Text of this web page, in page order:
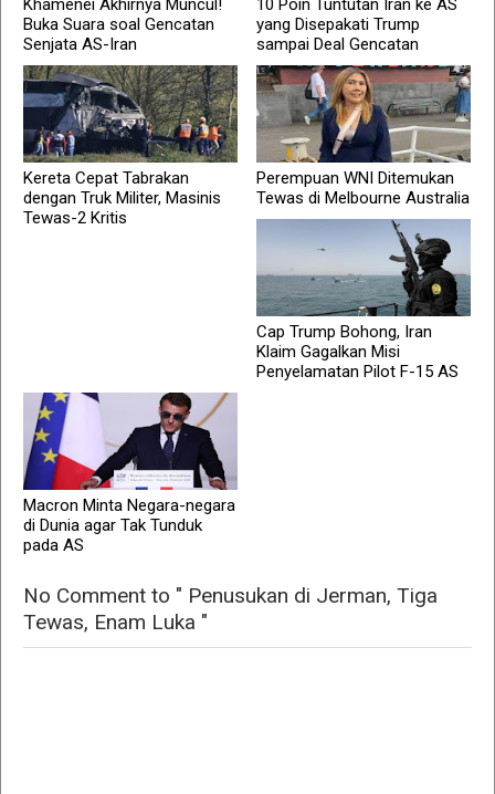
Khamenei Akhirnya Muncul!
Buka Suara soal Gencatan
Senjata AS-Iran
10 Poin Tuntutan Iran ke AS
yang Disepakati Trump
sampai Deal Gencatan
Kereta Cepat Tabrakan
dengan Truk Militer, Masinis
Tewas-2 Kritis
Perempuan WNI Ditemukan
Tewas di Melbourne Australia
Cap Trump Bohong, Iran
Klaim Gagalkan Misi
Penyelamatan Pilot F-15 AS
Macron Minta Negara-negara
di Dunia agar Tak Tunduk
pada AS
No Comment to " Penusukan di Jerman, Tiga
Tewas, Enam Luka "